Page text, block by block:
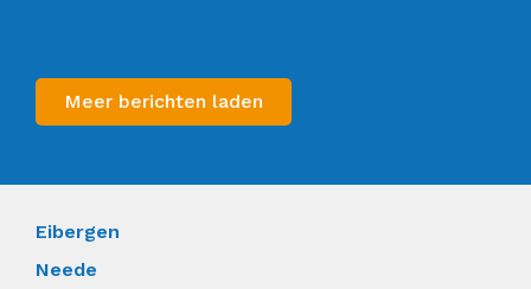
Meer berichten laden
Eibergen
Neede